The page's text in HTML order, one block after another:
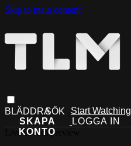
Skip to main content
Start Watching
Live stream preview